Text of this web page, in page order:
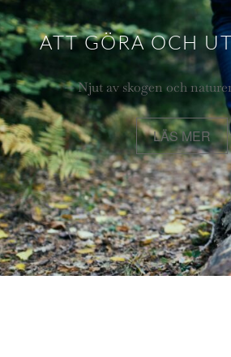
ATT GÖRA OCH
— Njut av skogen och
LÄS MER